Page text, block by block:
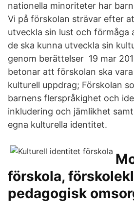
nationella minoriteter har
Vi på förskolan strävar efter
utveckla sin lust och förmåga
de ska kunna utveckla sin
genom berättelser 19 mar
betonar att förskolan ska
kulturell uppdrag; Förskolan
barnens flerspråkighet och
inkludering och jämlikhet
egna kulturella identitet.
förskola,
pedagogisk